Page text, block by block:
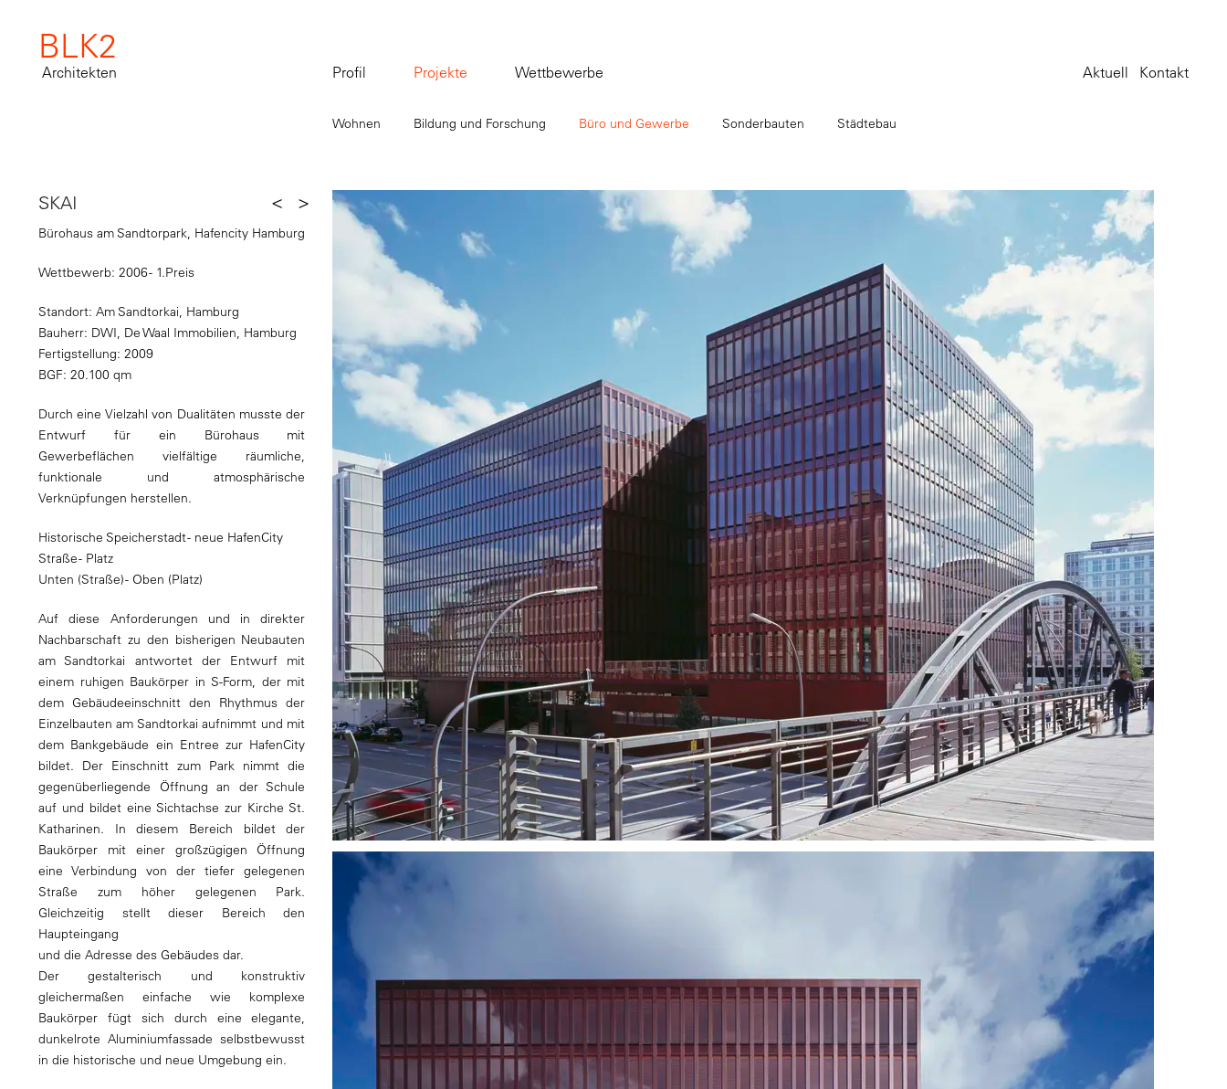
BLK2
Architekten Profil Projekte Wettbewerbe Aktuell Kontakt
Wohnen Bildung und Forschung Büro und Gewerbe Sonderbauten Städtebau
SKAI
Bürohaus am Sandtorpark, Hafencity Hamburg
< >
Wettbewerb: 2006 - 1.Preis
Standort: Am Sandtorkai, Hamburg
Bauherr: DWI, De Waal Immobilien, Hamburg
Fertigstellung: 2009
BGF: 20.100 qm
Durch eine Vielzahl von Dualitäten musste der
Entwurf für ein Bürohaus mit
Gewerbeflächen vielfältige räumliche,
funktionale und atmosphärische
Verknüpfungen herstellen.
Historische Speicherstadt - neue HafenCity
Straße - Platz
Unten (Straße) - Oben (Platz)
Auf diese Anforderungen und in direkter
Nachbarschaft zu den bisherigen Neubauten
am Sandtorkai antwortet der Entwurf mit
einem ruhigen Baukörper in S-Form, der mit
dem Gebäudeeinschnitt den Rhythmus der
Einzelbauten am Sandtorkai aufnimmt und mit
dem Bankgebäude ein Entree zur HafenCity
bildet. Der Einschnitt zum Park nimmt die
gegenüberliegende Öffnung an der Schule
auf und bildet eine Sichtachse zur Kirche St.
Katharinen. In diesem Bereich bildet der
Baukörper mit einer großzügigen Öffnung
eine Verbindung von der tiefer gelegenen
Straße zum höher gelegenen Park.
Gleichzeitig stellt dieser Bereich den
Haupteingang
und die Adresse des Gebäudes dar.
Der gestalterisch und konstruktiv
gleichermaßen einfache wie komplexe
Baukörper fügt sich durch eine elegante,
dunkelrote Aluminiumfassade selbstbewusst
in die historische und neue Umgebung ein.